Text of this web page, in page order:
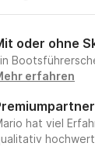
oder ohne
erfahren
hat viel